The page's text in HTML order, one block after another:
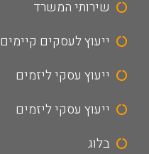
שירותי המשרד
ייעוץ לעסקים קיימים
ייעוץ עסקי ליזמים
ייעוץ עסקי ליזמים
בלוג